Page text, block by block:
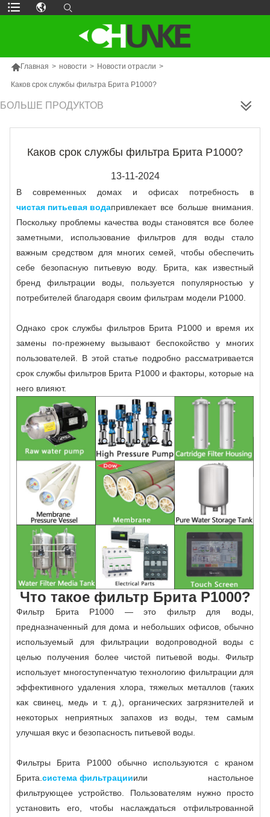
Главная > новости > Новости отрасли >
Каков срок службы фильтра Брита P1000?
БОЛЬШЕ ПРОДУКТОВ
Каков срок службы фильтра Брита P1000?
13-11-2024
В современных домах и офисах потребность в
чистая питьевая водапривлекает все больше внимания.
Поскольку проблемы качества воды становятся все более
заметными, использование фильтров для воды стало
важным средством для многих семей, чтобы обеспечить
себе безопасную питьевую воду. Брита, как известный
бренд фильтрации воды, пользуется популярностью у
потребителей благодаря своим фильтрам модели P1000.
Однако срок службы фильтров Брита P1000 и время их
замены по-прежнему вызывают беспокойство у многих
пользователей. В этой статье подробно рассматривается
срок службы фильтров Брита P1000 и факторы, которые на
него влияют.
Что такое фильтр Брита P1000?
Фильтр Брита P1000 — это фильтр для воды,
предназначенный для дома и небольших офисов, обычно
используемый для фильтрации водопроводной воды с
целью получения более чистой питьевой воды. Фильтр
использует многоступенчатую технологию фильтрации для
эффективного удаления хлора, тяжелых металлов (таких
как свинец, медь и т. д.), органических загрязнителей и
некоторых неприятных запахов из воды, тем самым
улучшая вкус и безопасность питьевой воды.
Фильтры Брита P1000 обычно используются с краном
Брита. система фильтрацииили настольное
фильтрующее устройство. Пользователям нужно просто
установить его, чтобы наслаждаться отфильтрованной